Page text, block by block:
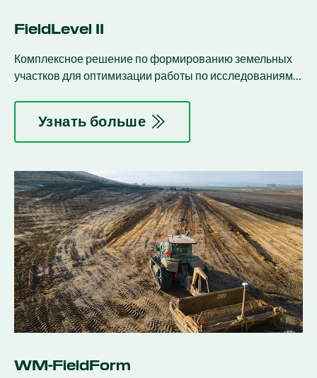
FieldLevel II
Комплексное решение по формированию земельных
участков для оптимизации работы по исследованиям,
Узнать больше
WM-FieldForm